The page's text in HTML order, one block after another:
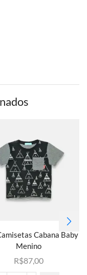
Cabana Baby
Menino
R$87,00